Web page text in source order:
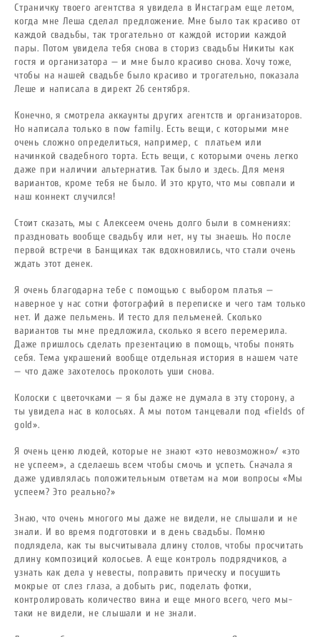
Страничку твоего агентства я увидела в Инстаграм еще летом,
когда мне Леша сделал предложение. Мне было так красиво от
каждой свадьбы, так трогательно от каждой истории каждой
пары. Потом увидела тебя снова в сториз свадьбы Никиты как
гостя и организатора — и мне было красиво снова. Хочу тоже,
чтобы на нашей свадьбе было красиво и трогательно, показала
Леше и написала в директ 26 сентября.
Конечно, я смотрела аккаунты других агентств и организаторов.
Но написала только в now family. Есть вещи, с которыми мне
очень сложно определиться, например, с платьем или
начинкой свадебного торта. Есть вещи, с которыми очень легко
даже при наличии альтернатив. Так было и здесь. Для меня
вариантов, кроме тебя не было. И это круто, что мы совпали и
наш коннект случился!
Стоит сказать, мы с Алексеем очень долго были в сомнениях:
праздновать вообще свадьбу или нет, ну ты знаешь. Но после
первой встречи в Банщиках так вдохновились, что стали очень
ждать этот денек.
Я очень благодарна тебе с помощью с выбором платья —
наверное у нас сотни фотографий в переписке и чего там только
нет. И даже пельмень. И тесто для пельменей. Сколько
вариантов ты мне предложила, сколько я всего перемерила.
Даже пришлось сделать презентацию в помощь, чтобы понять
себя. Тема украшений вообще отдельная история в нашем чате
— что даже захотелось проколоть уши снова.
Колоски с цветочками — я бы даже не думала в эту сторону, а
ты увидела нас в колосьях. А мы потом танцевали под «fields of
gold».
Я очень ценю людей, которые не знают «это невозможно»/ «это
не успеем», а сделаешь всем чтобы смочь и успеть. Сначала я
даже удивлялась положительным ответам на мои вопросы «Мы
успеем? Это реально?»
Знаю, что очень многого мы даже не видели, не слышали и не
знали. И во время подготовки и в день свадьбы. Помню
подлядела, как ты высчитывала длину столов, чтобы просчитать
длину композиций колосьев. А еще контроль подрядчиков, а
узнать как дела у невесты, поправить прическу и посушить
мокрые от слез глаза, а добыть рис, поделать фотки,
контролировать количество вина и еще много всего, чего мы-
таки не видели, не слышали и не знали.